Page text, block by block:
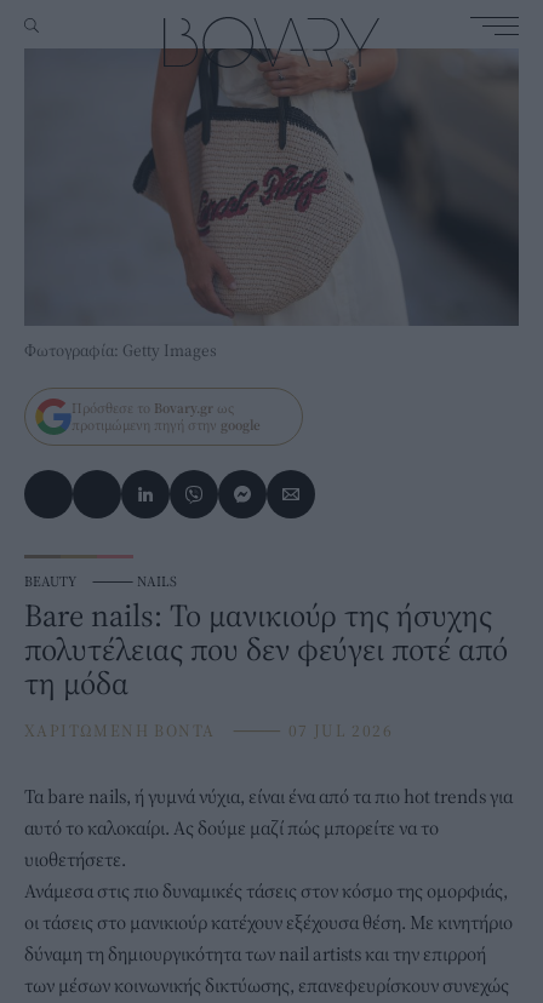
Φωτογραφία: Getty Images
Πρόσθεσε το Bovary.gr ως
προτιμώμενη πηγή στην google
BEAUTY ⸻ NAILS
Bare nails: Το μανικιούρ της ήσυχης
πολυτέλειας που δεν φεύγει ποτέ από
τη μόδα
ΧΑΡΙΤΩΜΕΝΗ ΒΟΝΤΑ ⸻ 07 JUL 2026
Τα bare nails, ή γυμνά νύχια, είναι ένα από τα πιο hot trends για
αυτό το καλοκαίρι. Ας δούμε μαζί πώς μπορείτε να το
υιοθετήσετε.
Ανάμεσα στις πιο δυναμικές τάσεις στον κόσμο της ομορφιάς,
οι τάσεις στο μανικιούρ κατέχουν εξέχουσα θέση. Με κινητήριο
δύναμη τη δημιουργικότητα των nail artists και την επιρροή
των μέσων κοινωνικής δικτύωσης, επανεφευρίσκουν συνεχώς